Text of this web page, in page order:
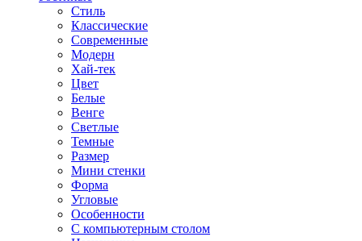
Стиль
Классические
Современные
Модерн
Хай-тек
Цвет
Белые
Венге
Светлые
Темные
Размер
Мини стенки
Форма
Угловые
Особенности
С компьютерным столом